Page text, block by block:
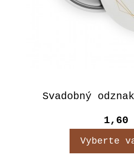
Svadobný
1,60
Vyberte